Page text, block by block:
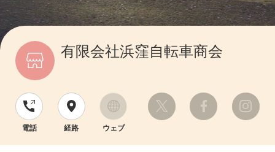
有限会社浜窪自転車商会
電話 経路 ウェブ